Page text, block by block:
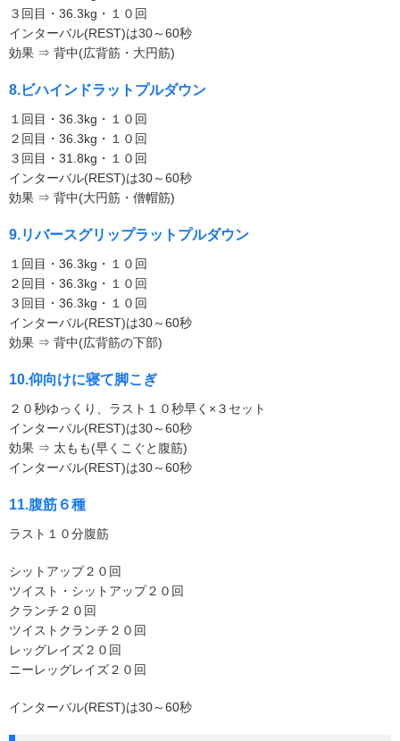
３回目・36.3kg・１０回
インターバル(REST)は30～60秒
効果 ⇒ 背中(広背筋・大円筋)
8.ビハインドラットプルダウン
１回目・36.3kg・１０回
２回目・36.3kg・１０回
３回目・31.8kg・１０回
インターバル(REST)は30～60秒
効果 ⇒ 背中(大円筋・僧帽筋)
9.リバースグリップラットプルダウン
１回目・36.3kg・１０回
２回目・36.3kg・１０回
３回目・36.3kg・１０回
インターバル(REST)は30～60秒
効果 ⇒ 背中(広背筋の下部)
10.仰向けに寝て脚こぎ
２０秒ゆっくり、ラスト１０秒早く×３セット
インターバル(REST)は30～60秒
効果 ⇒ 太もも(早くこぐと腹筋)
インターバル(REST)は30～60秒
11.腹筋６種
ラスト１０分腹筋
シットアップ２０回
ツイスト・シットアップ２０回
クランチ２０回
ツイストクランチ２０回
レッグレイズ２０回
ニーレッグレイズ２０回
インターバル(REST)は30～60秒